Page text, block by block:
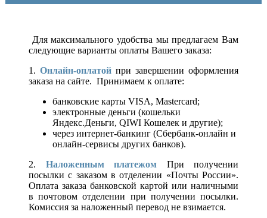
Для максимального удобства мы предлагаем Вам
следующие варианты оплаты Вашего заказа:
1. Онлайн-оплатой при завершении оформления
заказа на сайте. Принимаем к оплате:
банковские карты VISA, Mastercard;
электронные деньги (кошельки
Яндекс.Деньги, QIWI Кошелек и другие);
через интернет-банкинг (Сбербанк-онлайн и
онлайн-сервисы других банков).
2. Наложенным платежом При получении
посылки с заказом в отделении «Почты России».
Оплата заказа банковской картой или наличными
в почтовом отделении при получении посылки.
Комиссия за наложенный перевод не взимается.